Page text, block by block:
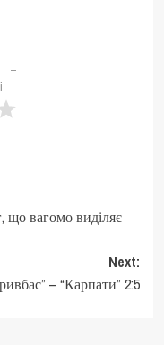
що вагомо виділяє
Next:
– “Карпати” 2:5